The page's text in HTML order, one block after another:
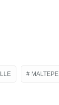
MALTEPE